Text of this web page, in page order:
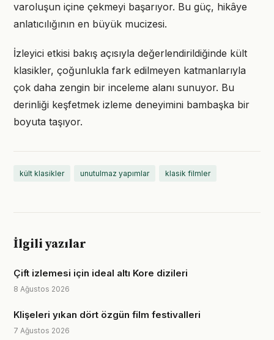
varoluşun içine çekmeyi başarıyor. Bu güç, hikâye
anlatıcılığının en büyük mucizesi.
İzleyici etkisi bakış açısıyla değerlendirildiğinde kült
klasikler, çoğunlukla fark edilmeyen katmanlarıyla
çok daha zengin bir inceleme alanı sunuyor. Bu
derinliği keşfetmek izleme deneyimini bambaşka bir
boyuta taşıyor.
kült klasikler unutulmaz yapımlar klasik filmler
İlgili yazılar
Çift izlemesi için ideal altı Kore dizileri
8 Ağustos 2026
Klişeleri yıkan dört özgün film festivalleri
7 Ağustos 2026